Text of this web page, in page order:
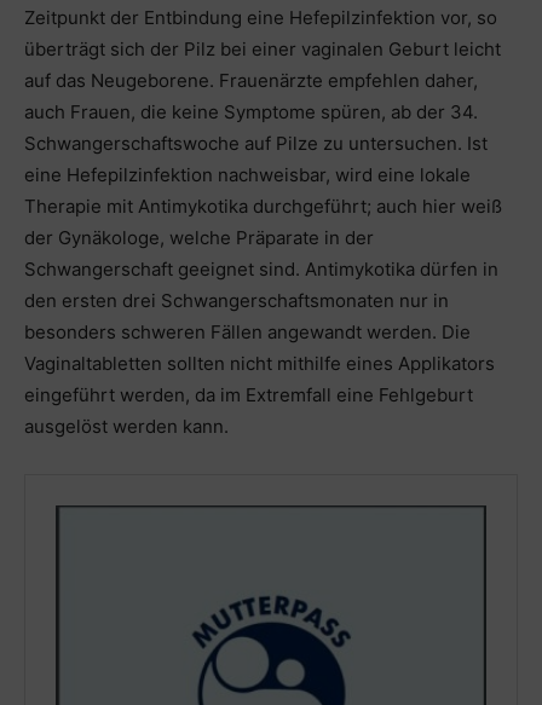
Zeitpunkt der Entbindung eine Hefepilzinfektion vor, so
überträgt sich der Pilz bei einer vaginalen Geburt leicht
auf das Neugeborene. Frauenärzte empfehlen daher,
auch Frauen, die keine Symptome spüren, ab der 34.
Schwangerschaftswoche auf Pilze zu untersuchen. Ist
eine Hefepilzinfektion nachweisbar, wird eine lokale
Therapie mit Antimykotika durchgeführt; auch hier weiß
der Gynäkologe, welche Präparate in der
Schwangerschaft geeignet sind. Antimykotika dürfen in
den ersten drei Schwangerschaftsmonaten nur in
besonders schweren Fällen angewandt werden. Die
Vaginaltabletten sollten nicht mithilfe eines Applikators
eingeführt werden, da im Extremfall eine Fehlgeburt
ausgelöst werden kann.